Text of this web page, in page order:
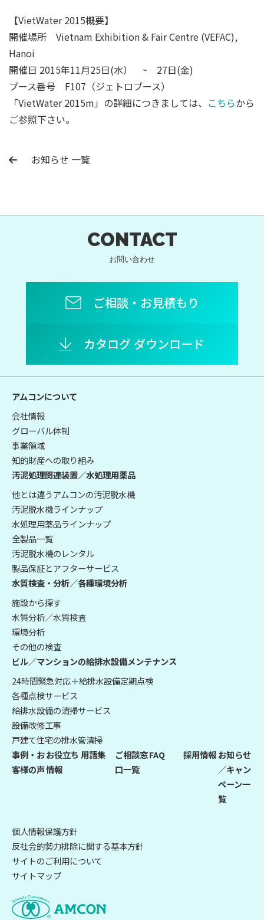
【VietWater 2015概要】
開催場所 Vietnam Exhibition & Fair Centre (VEFAC),
Hanoi
開催日 2015年11月25日(水） ~ 27日(金)
ブース番号 F107（ジェトロブース）
「VietWater 2015m」の詳細につきましては、 こちらから
ご参照下さい。
お知らせ 一覧
CONTACT
お問い合わせ
ご相談・お見積もり
カタログ ダウンロード
アムコンについて
会社情報
グローバル体制
事業領域
知的財産への取り組み
汚泥処理関連装置／水処理用薬品
他とは違うアムコンの汚泥脱水機
汚泥脱水機ラインナップ
水処理用薬品ラインナップ
全製品一覧
汚泥脱水機のレンタル
製品保証とアフターサービス
水質検査・分析／各種環境分析
施設から探す
水質分析／水質検査
環境分析
その他の検査
ビル／マンションの給排水設備メンテナンス
24時間緊急対応＋給排水設備定期点検
各種点検サービス
給排水設備の清掃サービス
設備改修工事
戸建て住宅の排水管清掃
事例・お
客様の声
お役立ち
情報
用語集
ご相談窓
口一覧
FAQ 採用情報お知らせ
／キャン
ペーン一
覧
個人情報保護方針
反社会的勢力排除に関する基本方針
サイトのご利用について
サイトマップ